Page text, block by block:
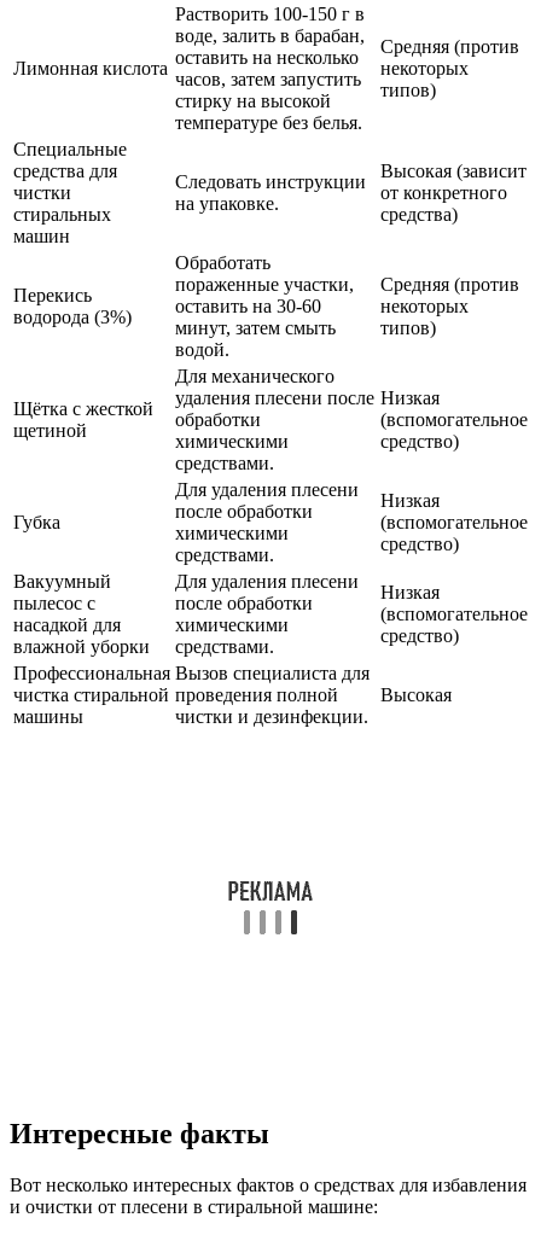
Лимонная кислота
Растворить 100-150 г в
воде, залить в барабан,
оставить на несколько
часов, затем запустить
стирку на высокой
температуре без белья.
Средняя (против
некоторых
типов)
Специальные
средства для
чистки
стиральных
машин
Следовать инструкции
на упаковке.
Высокая (зависит
от конкретного
средства)
Перекись
водорода (3%)
Обработать
пораженные участки,
оставить на 30-60
минут, затем смыть
водой.
Средняя (против
некоторых
типов)
Щётка с жесткой
щетиной
Для механического
удаления плесени после
обработки
химическими
средствами.
Низкая
(вспомогательное
средство)
Губка
Для удаления плесени
после обработки
химическими
средствами.
Низкая
(вспомогательное
средство)
Вакуумный
пылесос с
насадкой для
влажной уборки
Для удаления плесени
после обработки
химическими
средствами.
Низкая
(вспомогательное
средство)
Профессиональная
чистка стиральной
машины
Вызов специалиста для
проведения полной
чистки и дезинфекции.
Высокая
Интересные факты
Вот несколько интересных фактов о средствах для избавления
и очистки от плесени в стиральной машине: